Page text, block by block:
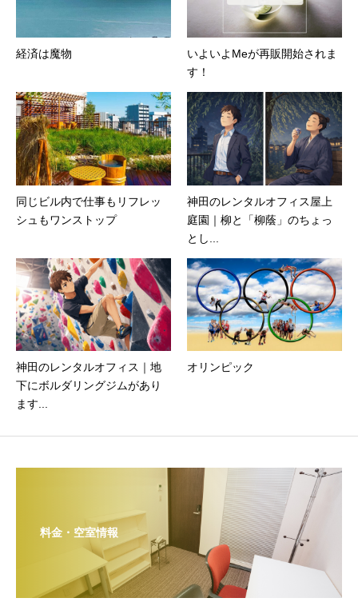
経済は魔物
いよいよMeが再販開始されま
す！
同じビル内で仕事もリフレッ
シュもワンストップ
神田のレンタルオフィス屋上
庭園｜柳と「柳蔭」のちょっ
とし...
神田のレンタルオフィス｜地
下にボルダリングジムがあり
ます...
オリンピック
料金・空室情報